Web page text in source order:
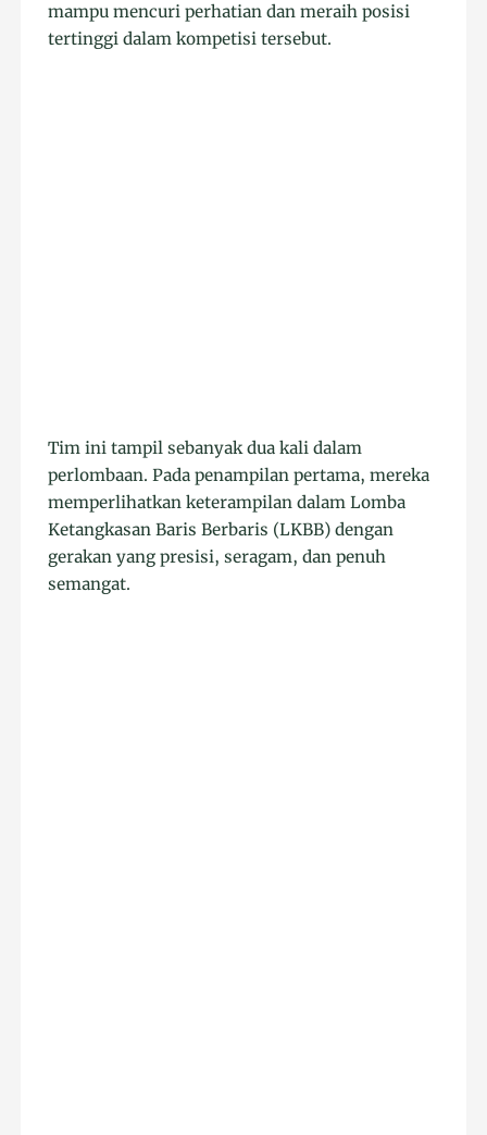
mampu mencuri perhatian dan meraih posisi
tertinggi dalam kompetisi tersebut.
Tim ini tampil sebanyak dua kali dalam
perlombaan. Pada penampilan pertama, mereka
memperlihatkan keterampilan dalam Lomba
Ketangkasan Baris Berbaris (LKBB) dengan
gerakan yang presisi, seragam, dan penuh
semangat.